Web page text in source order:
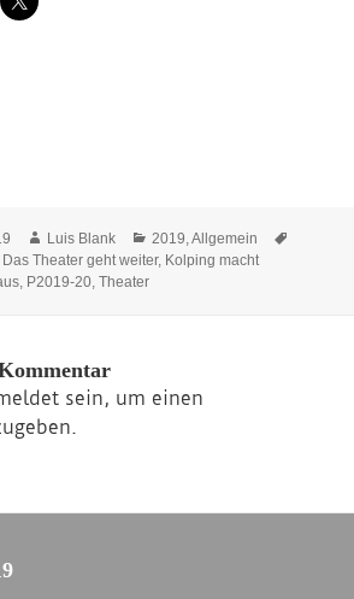
Autor
Luis Blank Kategorien
2019,Allgemein
Das Theater geht weiter, Kolping macht
, P2019-20,Theater
sein, um einen